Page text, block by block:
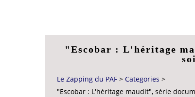
"Escobar : L'héritage
Le Zapping du PAF > Categories >
"Escobar : L'héritage maudit", série